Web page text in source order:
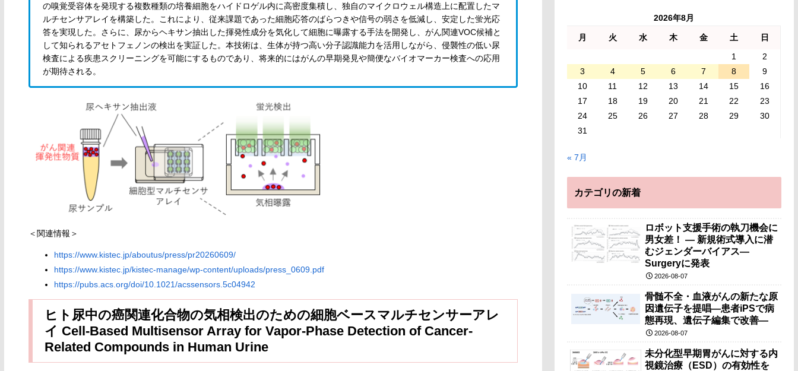
の嗅覚受容体を発現する複数種類の培養細胞をハイドロゲル内に高密度集積し、独自のマイクロウェル構造上に配置したマ
ルチセンサアレイを構築した。これにより、従来課題であった細胞応答のばらつきや信号の弱さを低減し、安定した蛍光応
答を実現した。さらに、尿からヘキサン抽出した揮発性成分を気化して細胞に曝露する手法を開発し、がん関連VOC候補と
して知られるアセトフェノンの検出を実証した。本技術は、生体が持つ高い分子認識能力を活用しながら、侵襲性の低い尿
検査による疾患スクリーニングを可能にするものであり、将来的にはがんの早期発見や簡便なバイオマーカー検査への応用
が期待される。
＜関連情報＞
https://www.kistec.jp/aboutus/press/pr20260609/
https://www.kistec.jp/kistec-manage/wp-content/uploads/press_0609.pdf
https://pubs.acs.org/doi/10.1021/acssensors.5c04942
ヒト尿中の癌関連化合物の気相検出のための細胞ベースマルチセンサーアレ
イ Cell-Based Multisensor Array for Vapor-Phase Detection of Cancer-
Related Compounds in Human Urine
2026年8月
月 火 水 木 金 土
日
1
2
3
4 5 6 7 8
9
10
11 12 13 14 15
16
17
18 19 20 21 22
23
24
25 26 27 28 29
30
31
« 7月
カテゴリの新着
ロボット支援手術の執刀機会に
男女差！ — 新規術式導入に潜
むジェンダーバイアス—
Surgeryに発表
2026-08-07
骨髄不全・血液がんの新たな原
因遺伝子を提唱―患者iPSで病
態再現、遺伝子編集で改善―
2026-08-07
未分化型早期胃がんに対する内
視鏡治療（ESD）の有効性を